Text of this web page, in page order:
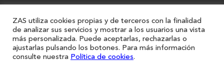
ZAS utiliza cookies propias y de terceros con la finalidad
de analizar sus servicios y mostrar a los usuarios una vista
más personalizada. Puede aceptarlas, rechazarlas o
ajustarlas pulsando los botones. Para más información
consulte nuestra Política de cookies.